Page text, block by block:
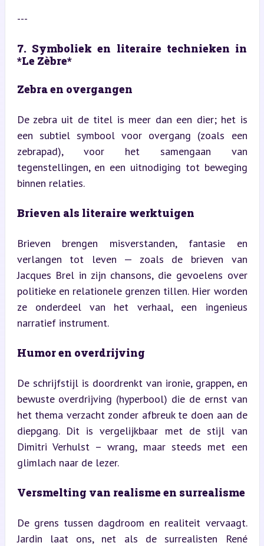
---
7. Symboliek en literaire technieken in
*Le Zèbre*
Zebra en overgangen
De zebra uit de titel is meer dan een dier; het is
een subtiel symbool voor overgang (zoals een
zebrapad), voor het samengaan van
tegenstellingen, en een uitnodiging tot beweging
binnen relaties.
Brieven als literaire werktuigen
Brieven brengen misverstanden, fantasie en
verlangen tot leven — zoals de brieven van
Jacques Brel in zijn chansons, die gevoelens over
politieke en relationele grenzen tillen. Hier worden
ze onderdeel van het verhaal, een ingenieus
narratief instrument.
Humor en overdrijving
De schrijfstijl is doordrenkt van ironie, grappen, en
bewuste overdrijving (hyperbool) die de ernst van
het thema verzacht zonder afbreuk te doen aan de
diepgang. Dit is vergelijkbaar met de stijl van
Dimitri Verhulst – wrang, maar steeds met een
glimlach naar de lezer.
Versmelting van realisme en surrealisme
De grens tussen dagdroom en realiteit vervaagt.
Jardin laat ons, net als de surrealisten René